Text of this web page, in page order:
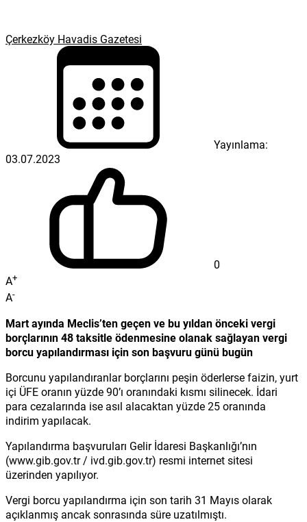
Çerkezköy Havadis Gazetesi
Yayınlama:
03.07.2023
0
A+
A-
Mart ayında Meclis’ten geçen ve bu yıldan önceki vergi
borçlarının 48 taksitle ödenmesine olanak sağlayan vergi
borcu yapılandırması için son başvuru günü bugün
Borcunu yapılandıranlar borçlarını peşin öderlerse faizin, yurt
içi ÜFE oranın yüzde 90’ı oranındaki kısmı silinecek. İdari
para cezalarında ise asıl alacaktan yüzde 25 oranında
indirim yapılacak.
Yapılandırma başvuruları Gelir İdaresi Başkanlığı’nın
(www.gib.gov.tr / ivd.gib.gov.tr) resmi internet sitesi
üzerinden yapılıyor.
Vergi borcu yapılandırma için son tarih 31 Mayıs olarak
açıklanmış ancak sonrasında süre uzatılmıştı.